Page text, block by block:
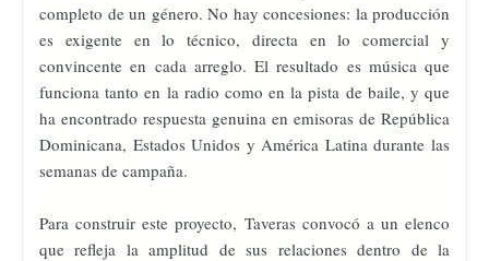
completo de un género. No hay concesiones: la producción
es exigente en lo técnico, directa en lo comercial y
convincente en cada arreglo. El resultado es música que
funciona tanto en la radio como en la pista de baile, y que
ha encontrado respuesta genuina en emisoras de República
Dominicana, Estados Unidos y América Latina durante las
semanas de campaña.
Para construir este proyecto, Taveras convocó a un elenco
que refleja la amplitud de sus relaciones dentro de la